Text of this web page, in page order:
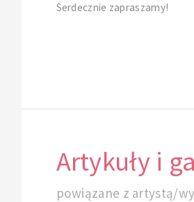
Serdecznie zapraszamy!
Artykuły i
powiązane z artystą/